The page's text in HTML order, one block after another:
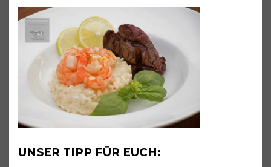
UNSER TIPP FÜR EUCH: